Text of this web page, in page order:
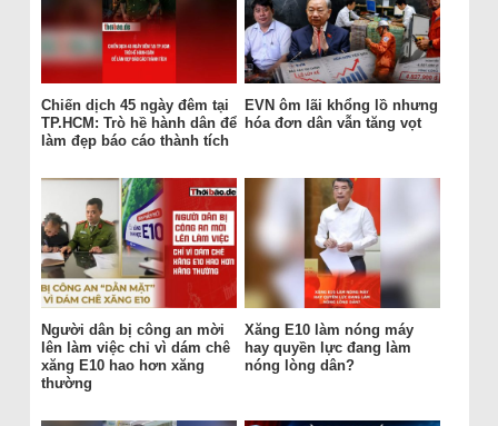
Chiến dịch 45 ngày đêm tại
TP.HCM: Trò hề hành dân để
làm đẹp báo cáo thành tích
EVN ôm lãi khổng lồ nhưng
hóa đơn dân vẫn tăng vọt
Người dân bị công an mời
lên làm việc chỉ vì dám chê
xăng E10 hao hơn xăng
thường
Xăng E10 làm nóng máy
hay quyền lực đang làm
nóng lòng dân?